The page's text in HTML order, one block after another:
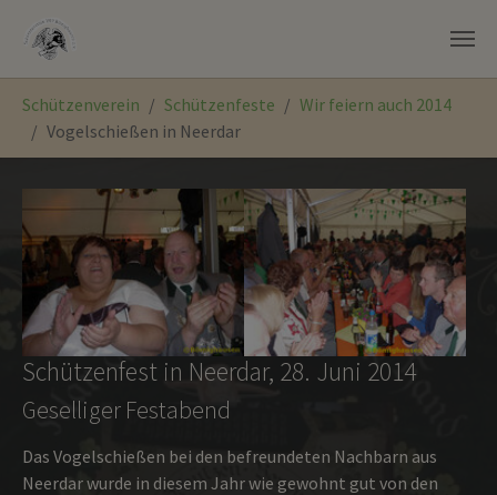
Schützenverein Schützenfeste
Wir feiern auch 2014
Vogelschießen in Neerdar
Schützenfest in Neerdar, 28. Juni 2014
Geselliger Festabend
Das Vogelschießen bei den befreundeten Nachbarn aus
Neerdar wurde in diesem Jahr wie gewohnt gut von den